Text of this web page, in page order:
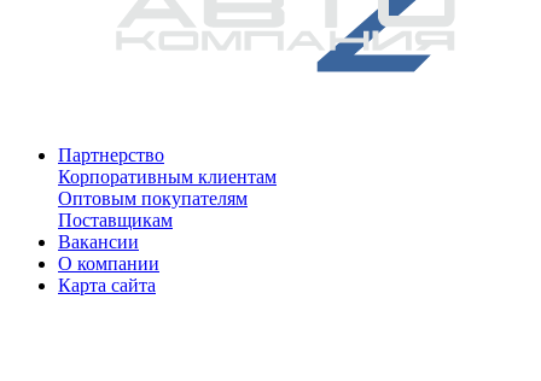
Партнерство
Корпоративным клиентам
Оптовым покупателям
Поставщикам
Вакансии
О компании
Карта сайта